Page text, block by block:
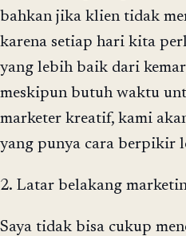
bahkan jika klien tidak
karena setiap hari kita
yang lebih baik dari
meskipun butuh waktu
marketer kreatif, kami
yang punya cara berpikir
2. Latar belakang
Saya tidak bisa cukup